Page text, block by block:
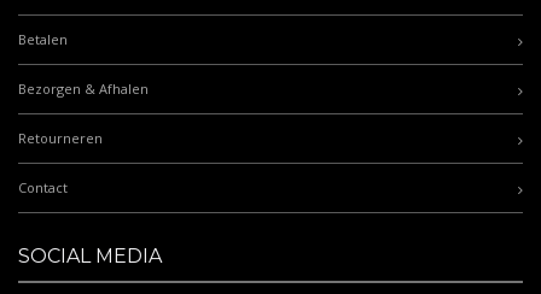
Betalen
Bezorgen & Afhalen
Retourneren
Contact
SOCIAL MEDIA